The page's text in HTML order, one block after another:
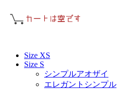
Size XS
Size S
シンプルアオザイ
エレガントシンプル